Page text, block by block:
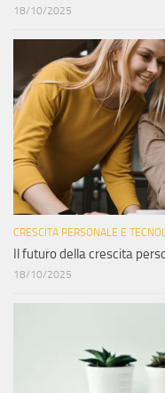
18/10/2025
CRESCITA PERSONALE E
Il futuro della crescita
18/10/2025